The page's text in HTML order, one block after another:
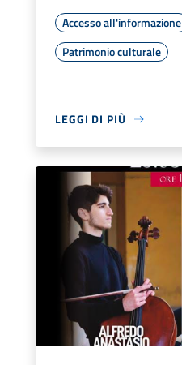
Accesso all'informazione
Patrimonio culturale
LEGGI DI PIÙ